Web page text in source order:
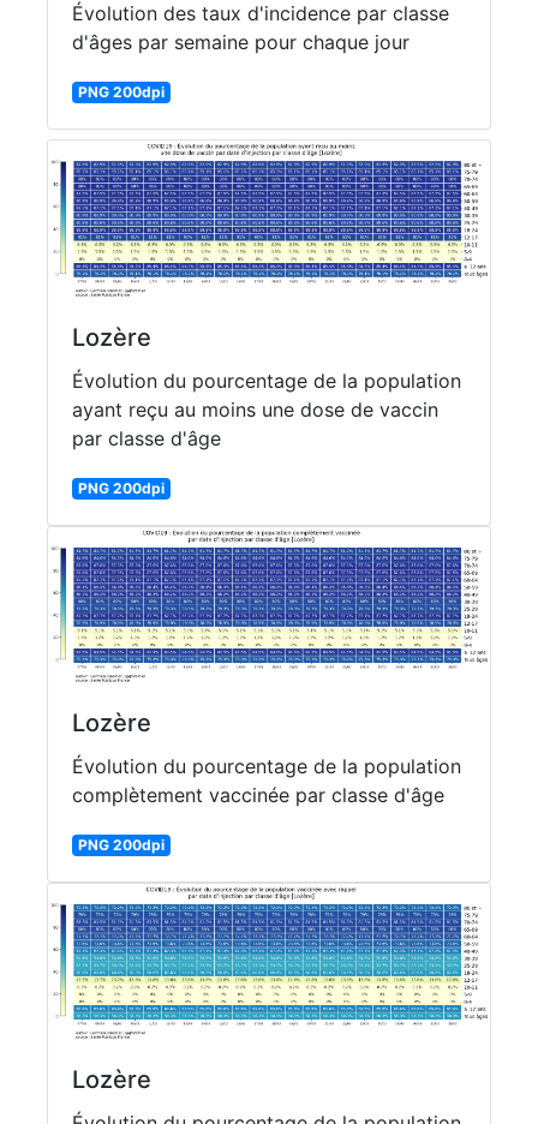
Évolution des taux d'incidence par classe
d'âges par semaine pour chaque jour
PNG 200dpi
Lozère
Évolution du pourcentage de la population
ayant reçu au moins une dose de vaccin
par classe d'âge
PNG 200dpi
Lozère
Évolution du pourcentage de la population
complètement vaccinée par classe d'âge
PNG 200dpi
Lozère